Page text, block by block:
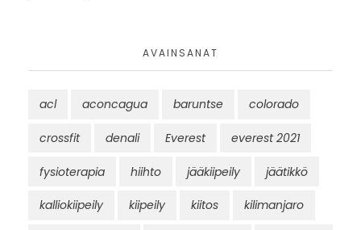
AVAINSANAT
acl aconcagua baruntse colorado
crossfit denali Everest everest 2021
fysioterapia hiihto jääkiipeily jäätikkö
kalliokiipeily kiipeily kiitos kilimanjaro